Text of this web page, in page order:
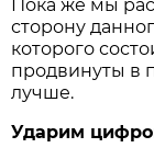
Пока же мы
сторону
которого
продвинуты в
лучше.
Ударим